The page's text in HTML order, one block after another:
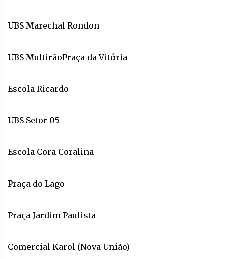
UBS Marechal Rondon
UBS MultirãoPraça da Vitória
Escola Ricardo
UBS Setor 05
Escola Cora Coralina
Praça do Lago
Praça Jardim Paulista
Comercial Karol (Nova União)